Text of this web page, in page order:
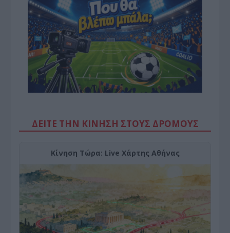
ΔΕΙΤΕ ΤΗΝ ΚΙΝΗΣΗ ΣΤΟΥΣ ΔΡΌΜΟΥΣ
Κίνηση Τώρα: Live Χάρτης Αθήνας